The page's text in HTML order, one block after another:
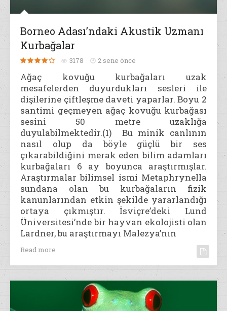
Borneo Adası’ndaki Akustik Uzmanı
Kurbağalar
3178 2 sene önce
Ağaç kovuğu kurbağaları uzak
mesafelerden duyurdukları sesleri ile
dişilerine çiftleşme daveti yaparlar. Boyu 2
santimi geçmeyen ağaç kovuğu kurbağası
sesini 50 metre uzaklığa
duyulabilmektedir.(1) Bu minik canlının
nasıl olup da böyle güçlü bir ses
çıkarabildiğini merak eden bilim adamları
kurbağaları 6 ay boyunca araştırmışlar.
Araştırmalar bilimsel ismi Metaphrynella
sundana olan bu kurbağaların fizik
kanunlarından etkin şekilde yararlandığı
ortaya çıkmıştır. İsviçre’deki Lund
Üniversitesi’nde bir hayvan ekolojisti olan
Lardner, bu araştırmayı Malezya’nın
Read more